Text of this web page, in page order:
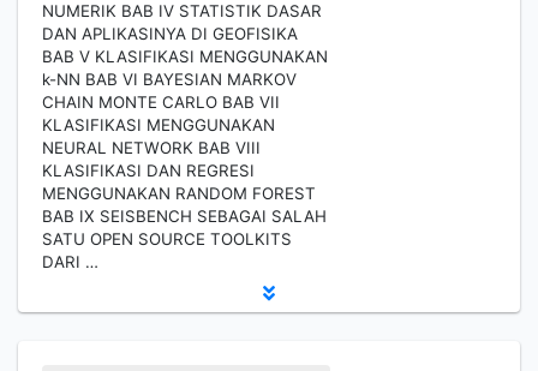
NUMERIK BAB IV STATISTIK DASAR
DAN APLIKASINYA DI GEOFISIKA
BAB V KLASIFIKASI MENGGUNAKAN
k-NN BAB VI BAYESIAN MARKOV
CHAIN MONTE CARLO BAB VII
KLASIFIKASI MENGGUNAKAN
NEURAL NETWORK BAB VIII
KLASIFIKASI DAN REGRESI
MENGGUNAKAN RANDOM FOREST
BAB IX SEISBENCH SEBAGAI SALAH
SATU OPEN SOURCE TOOLKITS
DARI …